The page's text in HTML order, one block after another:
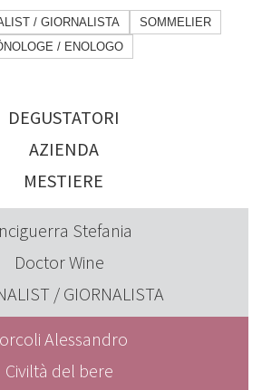
/ GIORNALISTA
SOMMELIER
/ ENOLOGO
DEGUSTATORI
AZIENDA
MESTIERE
Stefania
Doctor Wine
/ GIORNALISTA
Alessandro
Civiltà del bere